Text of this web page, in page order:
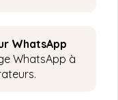
WhatsApp
WhatsApp à